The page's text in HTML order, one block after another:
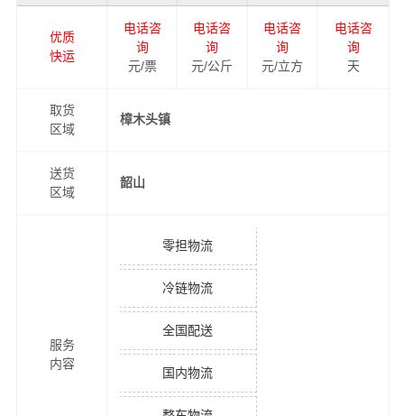
优质
快运
电话咨
询
元/票
电话咨
询
元/公斤
电话咨
询
元/立方
电话咨
询
天
取货
区域
樟木头镇
送货
区域
韶山
服务
内容
零担物流
冷链物流
全国配送
国内物流